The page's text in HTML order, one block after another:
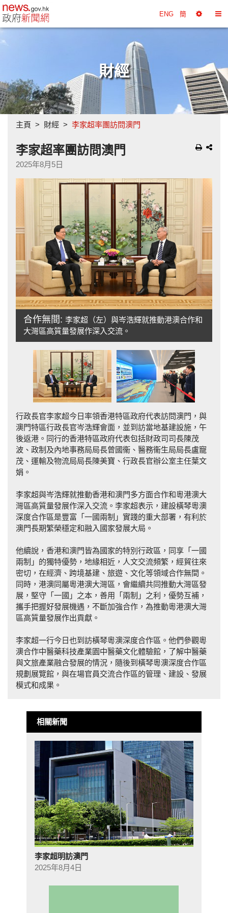
政府新聞網主頁 ENG 簡
擇
換
財經
主頁 財經 李家超率團訪問澳門
李家超率團訪問澳門
2025年8月5日
合作無間: 李家超（左）與岑浩輝就推動港澳合作和
大灣區高質量發展作深入交流。
行政長官李家超今日率領香港特區政府代表訪問澳門，與
澳門特區行政長官岑浩輝會面，並到訪當地基建設施，午
後返港。同行的香港特區政府代表包括財政司司長陳茂
波、政制及內地事務局局長曾國衞、醫務衞生局局長盧寵
茂、運輸及物流局局長陳美寶、行政長官辦公室主任葉文
娟。
李家超與岑浩輝就推動香港和澳門多方面合作和粵港澳大
灣區高質量發展作深入交流。李家超表示，建設橫琴粵澳
深度合作區是豐富「一國兩制」實踐的重大部署，有利於
澳門長期繁榮穩定和融入國家發展大局。
他續說，香港和澳門皆為國家的特別行政區，同享「一國
兩制」的獨特優勢，地緣相近，人文交流頻繁，經貿往來
密切，在經濟、跨境基建、旅遊、文化等領域合作無間。
同時，港澳同屬粵港澳大灣區，會繼續共同推動大灣區發
展，堅守「一國」之本，善用「兩制」之利，優勢互補，
攜手把握好發展機遇，不斷加強合作，為推動粵港澳大灣
區高質量發展作出貢獻。
李家超一行今日也到訪橫琴粵澳深度合作區。他們參觀粵
澳合作中醫藥科技產業園中醫藥文化體驗館，了解中醫藥
與文旅產業融合發展的情況，隨後到橫琴粵澳深度合作區
規劃展覽館，與在場官員交流合作區的管理、建設、發展
模式和成果。
相關新聞
李家超明訪澳門
2025年8月4日